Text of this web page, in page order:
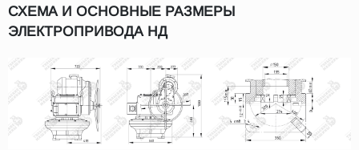
СХЕМА И ОСНОВНЫЕ РАЗМЕРЫ
ЭЛЕКТРОПРИВОДА НД